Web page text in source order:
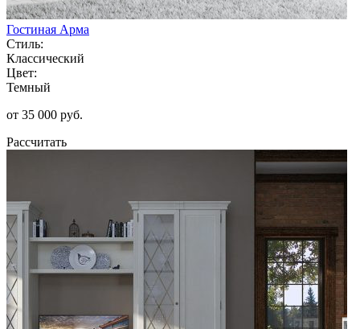
Гостиная Арма
Стиль:
Классический
Цвет:
Темный
от 35 000 руб.
Рассчитать